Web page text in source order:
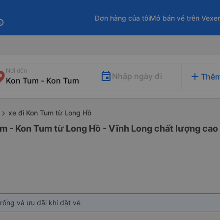
Đơn hàng của tôiMở bán vé trên
Nơi đến
Nhập ngày đi add
xe đi Kon Tum từ Long Hồ
- Kon Tum từ Long Hồ - Vĩnh Long chất lượng
và ưu đãi khi đặt vé